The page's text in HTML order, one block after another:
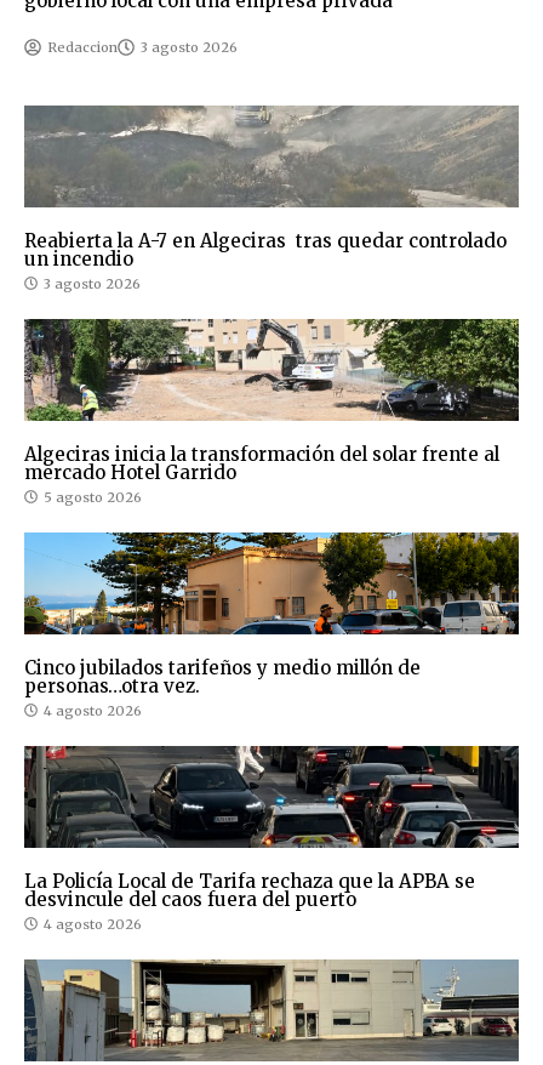
Redaccion 3 agosto 2026
Reabierta la A-7 en Algeciras tras quedar controlado
un incendio
3 agosto 2026
Algeciras inicia la transformación del solar frente al
mercado Hotel Garrido
5 agosto 2026
Cinco jubilados tarifeños y medio millón de
personas…otra vez.
4 agosto 2026
La Policía Local de Tarifa rechaza que la APBA se
desvincule del caos fuera del puerto
4 agosto 2026